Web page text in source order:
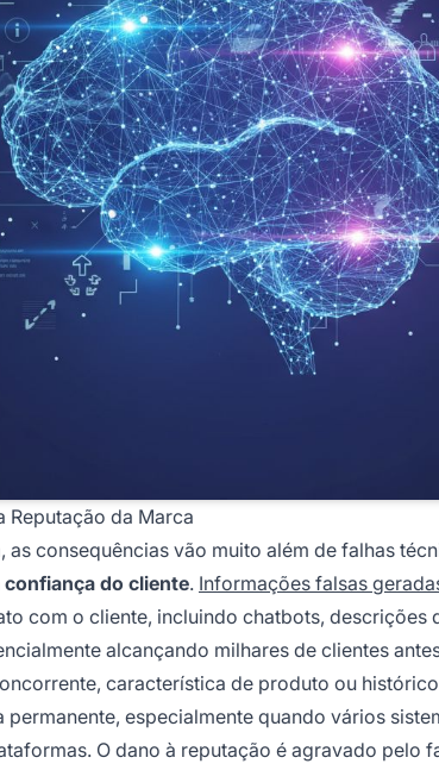
Reputação da Marca
as consequências vão muito além de falhas
confiança do cliente. Informações falsas
com o cliente, incluindo chatbots,
alcançando milhares de clientes
característica de produto ou
especialmente quando vários
O dano à reputação é agravado pelo